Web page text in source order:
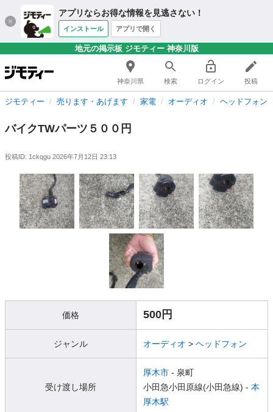
アプリならお得な情報を見逃さない！
インストール アプリで開く
地元の掲示板 ジモティー 神奈川版
神奈川県 検索 ログイン 投稿
ジモティー 売ります・あげます 家電 オーディオ ヘッドフォン
バイクTWパーツ５００円
投稿ID: 1ckqgu 2026年7月12日 23:13
価格 500円
ジャンル オーディオ > ヘッドフォン
受け渡し場所
厚木市 - 泉町
小田急小田原線(小田急線) - 本
厚木駅